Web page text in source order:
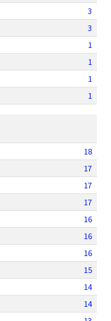
3
3
1
1
1
1
18
17
17
17
16
16
16
15
14
14